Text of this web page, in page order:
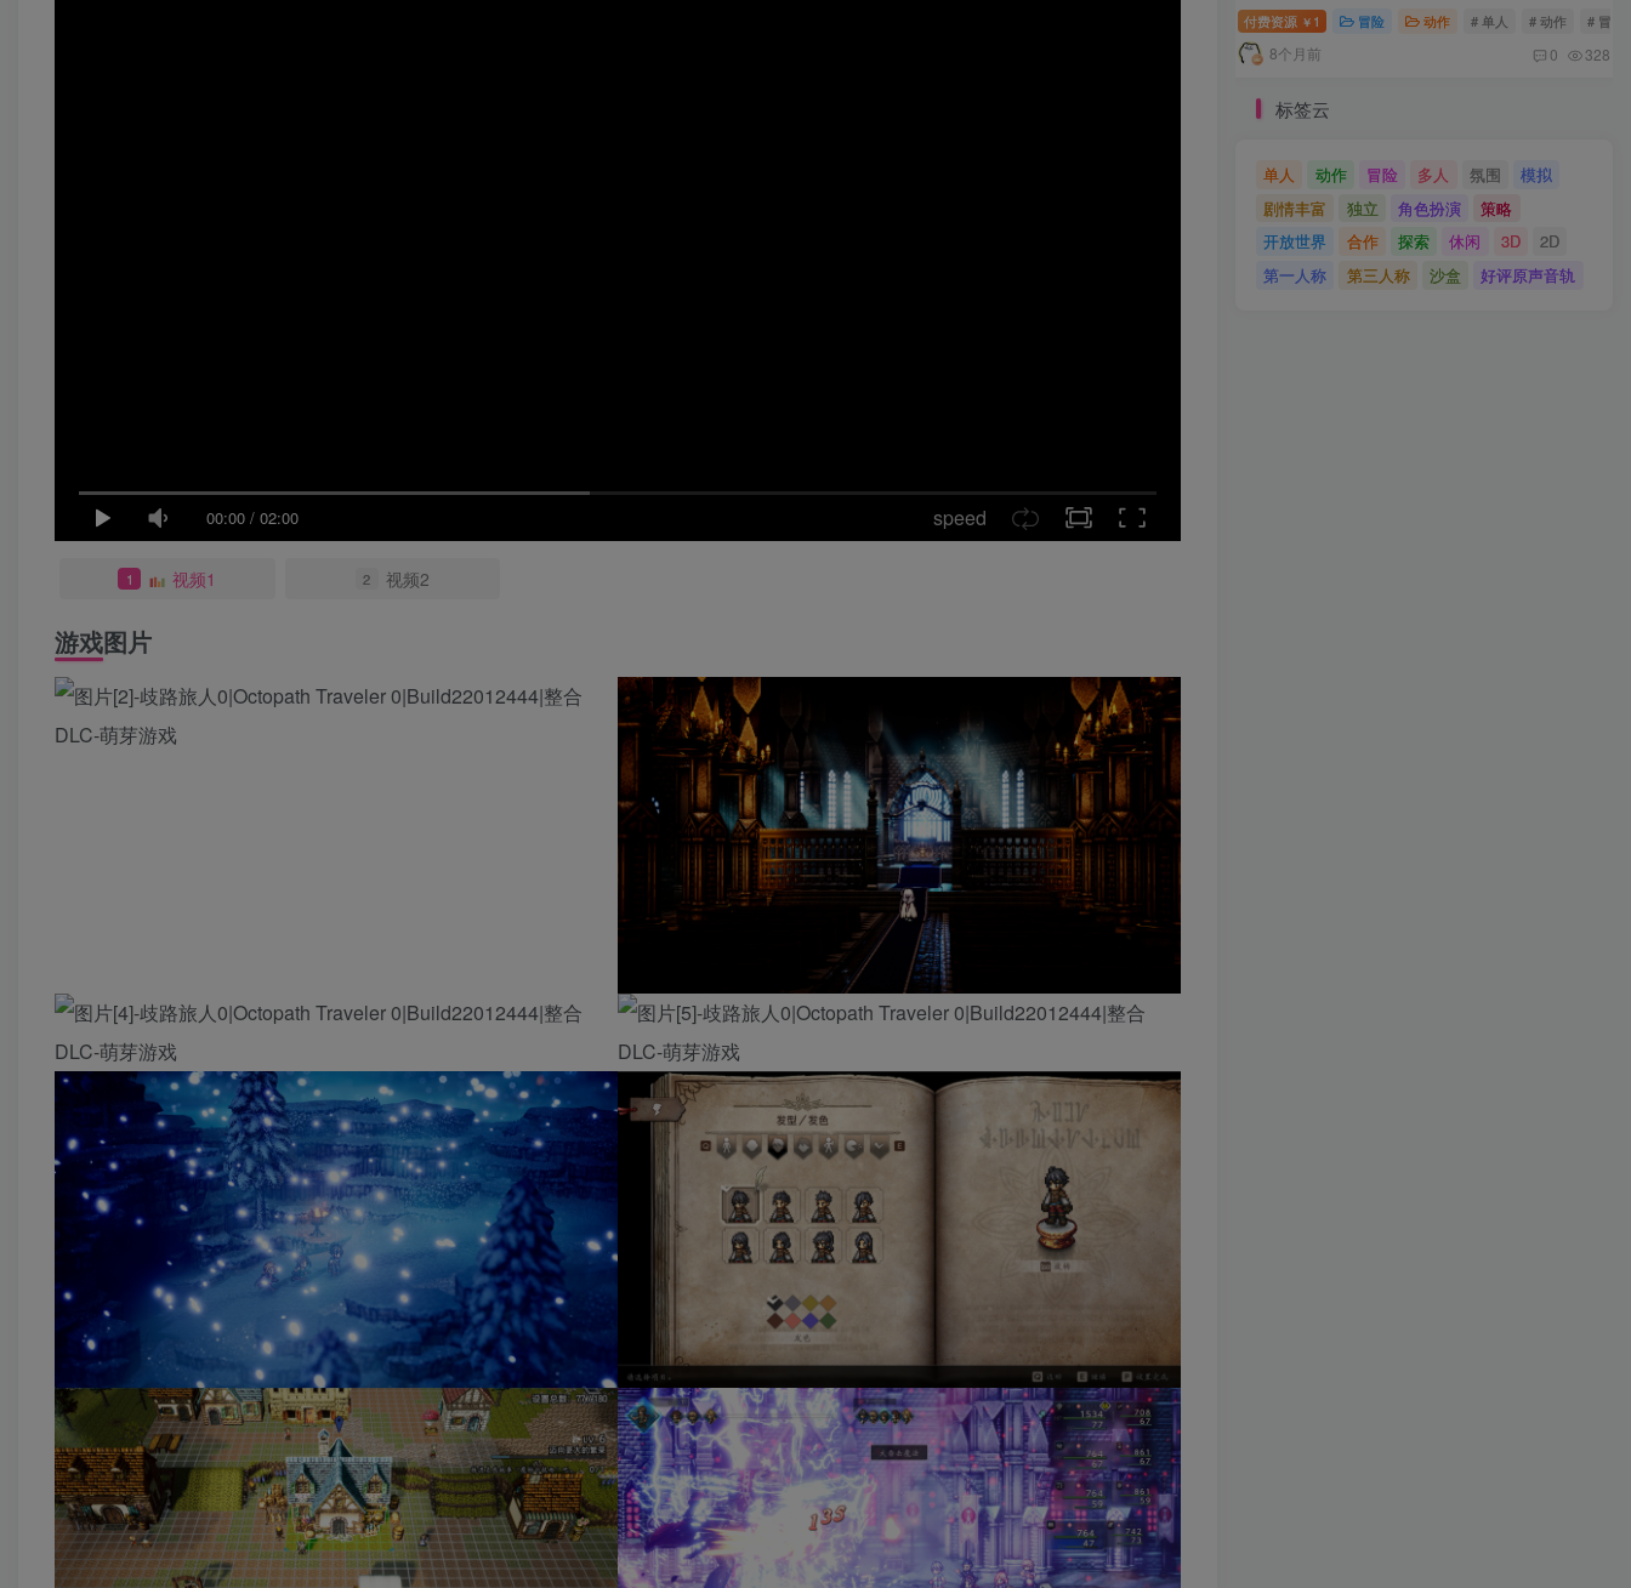
00:00 / 02:00 speed
1 视频1 2 视频2
游戏图片
付费资源 ￥ 1 冒险 动作 # 单人 # 动作 # 冒险
8个月前 0 328
标签云
单人 动作 冒险 多人 氛围
模拟
剧情丰富
独立 角色扮演
策略
开放世界
合作 探索 休闲 3D
2D
第一人称
第三人称 沙盒 好评原声音轨